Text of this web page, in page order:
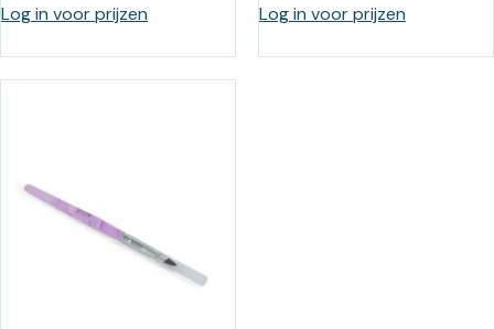
Log in voor prijzen Log in voor prijzen